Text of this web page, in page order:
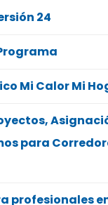
24
Mi Calor Mi
para
profesionales